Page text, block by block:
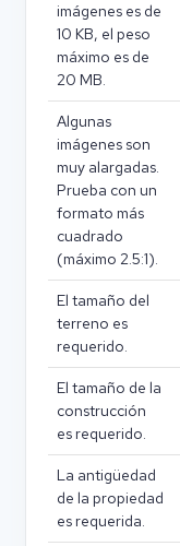
imágenes es de
10 KB, el peso
máximo es de
20 MB.
Algunas
imágenes son
muy alargadas.
Prueba con un
formato más
cuadrado
(máximo 2.5:1).
El tamaño del
terreno es
requerido.
El tamaño de la
construcción
es requerido.
La antigüedad
de la propiedad
es requerida.